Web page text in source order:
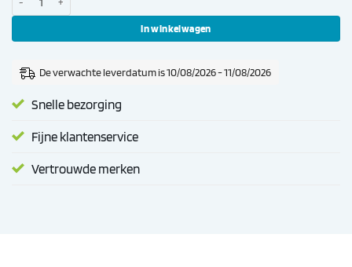
In winkelwagen
De verwachte leverdatum is 10/08/2026 - 11/08/2026
Snelle bezorging
Fijne klantenservice
Vertrouwde merken